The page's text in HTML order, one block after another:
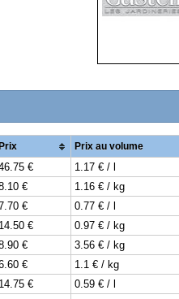
Prix Prix au volume
€
1.17 € / l
€
1.16 € / kg
€
0.77 € / l
14.50 €
0.97 € / kg
€
3.56 € / kg
€
1.1 € / kg
14.75 €
0.59 € / l